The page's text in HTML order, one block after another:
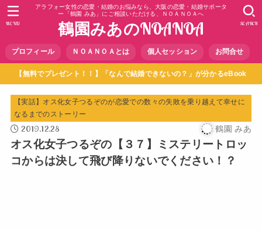
アラフォー女性の恋愛・結婚のお悩みなら、大阪の恋愛・結婚サポータ
ー「鶴園 みあ」にご相談いただける、ＮＯＡＮＯＡへ
鶴園みあのNOANOA
プロフィール ＮＯＡＮＯＡとは 個人セッション お問合せ
SEARCH
MENU
【無料でプレゼント！！】「なんで結婚できないの？」が分かるeBook
【実話】オス化女子つるぞのが恋愛での数々の失敗を乗り越えて幸せに
なるまでのストーリー
2019.12.28 鶴園 みあ
オス化女子つるぞの【３７】ミステリートロッ
コからは決して飛び降りないでください！？